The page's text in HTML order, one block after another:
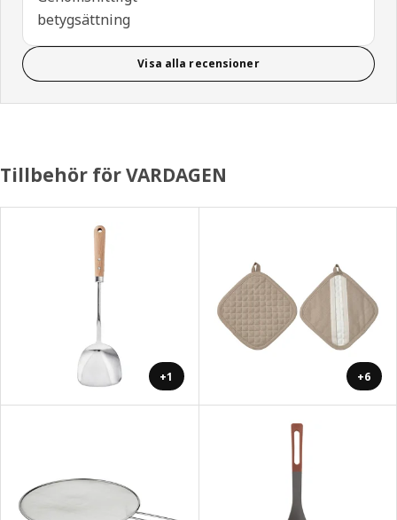
betygsättning
Visa alla recensioner
Tillbehör för VARDAGEN
+1 +6